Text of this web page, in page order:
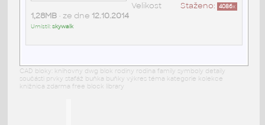
Staženo: 4086x
Velikost
1,28MB• ze dne 12.10.2014
Umístil:skywalk
CAD bloky: knihovny dwg blok rodiny rodina family symboly detaily
součásti prvky stafáž buňka buňky výkres téma kategorie kolekce
knižnica zdarma free block library